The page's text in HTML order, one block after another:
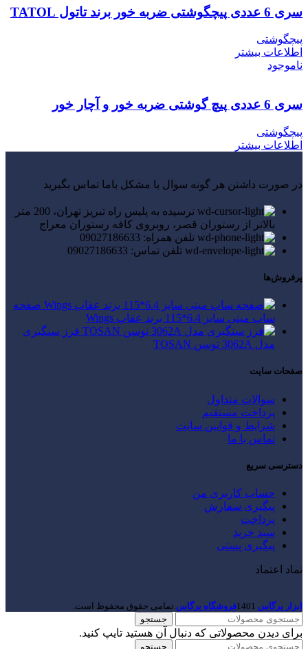
سری 6 عددی پیچگوشتی ضربه خور برند تاتول TATOL
پیچگوشتی
اطلاعات بیشتر
ناموجود
سری 6 عددی پیچ گوشتی ضربه خور و آچار خور
پیچگوشتی
اطلاعات بیشتر
در صورت داشتن هر گونه سوال یا مشکل باما تماس بگیرید
نرسیده به پلیس راه تبریز تهران، 200 متر
بالاتر از رستوران قصر، روبروی کافه رستوران معراج
تلفن همراه: 09027186633
تلفن تماس: 09027186633
پرفروش‌ها
صفحه
ساب مینی سایز 6.4*115 برند عقاب Wings
فرز سنگبری
مدل 3062A توسن TOSAN
صفحات سایت
سوالات متداول
پرداخت مستقیم
شرایط و قوانین سایت
تماس با ما
دسترسی سریع
حساب کاربری من
پیگیری سفارش
پرداخت
سبد خرید
پیگیری پستی
نماد اعتماد
ابزار پرگاس 1401فروشگاه پرگاس .تمامی حقوق محفوظ است.
جستجو
برای دیدن محصولاتی که دنبال آن هستید تایپ کنید.
جستجو